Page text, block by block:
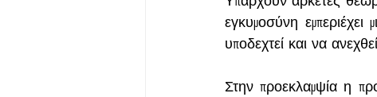
εγκυμοσύνη
υποδεχτεί και να
Στην προεκλαμψία η